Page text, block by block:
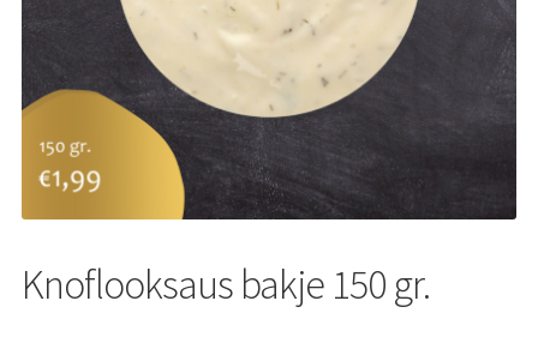
Knoflooksaus bakje 150 gr.